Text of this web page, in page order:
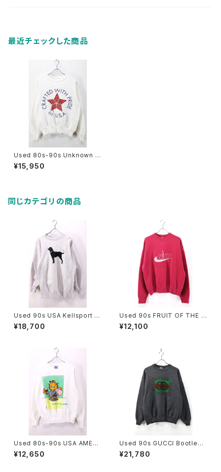
最近チェックした商品
Used 80s-90s Unknown C
RAFTED WITH PRIDE IN US
A Graphic Sweat Size M 相
¥15,950
同じカテゴリの商品
Used 90s USA Kellsport T
he Black Dog Reverse We
ave Type Heavy Sweat Siz
¥18,700
Used 90s FRUIT OF THE L
OOM Wine Red Nike Bootl
eg Embroidery Sweat Size
¥12,100
Used 80s-90s USA AMERI
CAS FINEST GARFIELD Gra
phic Sweat Size L 古着
¥12,650
Used 90s GUCCI Bootleg
Graphic Garment Dyeing S
weat Size L 古着
¥21,780